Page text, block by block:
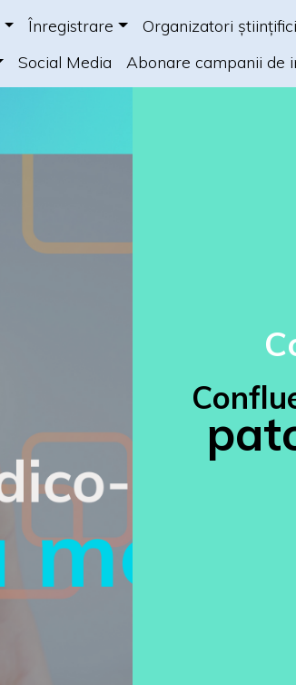
Înregistrare Organizatori științifici
Social Media Abonare campanii de